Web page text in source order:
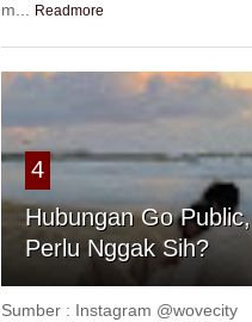
m...
Readmore
4
Hubungan Go Public,
Perlu Nggak Sih?
Sumber : Instagram @wovecity